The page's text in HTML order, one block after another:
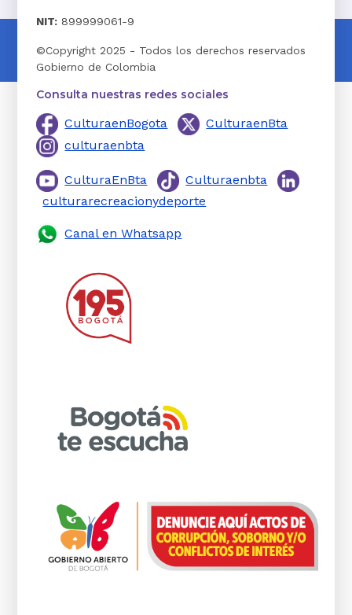
NIT: 899999061-9
©Copyright 2025 - Todos los derechos reservados
Gobierno de Colombia
Consulta nuestras redes sociales
CulturaenBogota
CulturaenBta
culturaenbta
CulturaEnBta
Culturaenbta
culturarecreacionydeporte
Canal en Whatsapp